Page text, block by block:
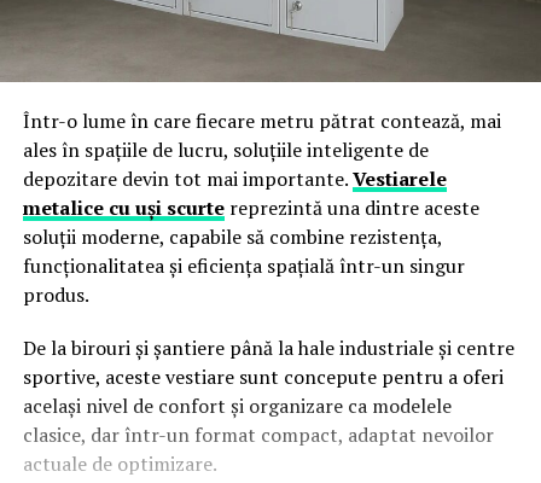
Într-o lume în care fiecare metru pătrat contează, mai
ales în spațiile de lucru, soluțiile inteligente de
depozitare devin tot mai importante.Vestiarele
metalice cu uși scurtereprezintă una dintre aceste
soluții moderne, capabile să combine rezistența,
funcționalitatea și eficiența spațială într-un singur
produs.
De la birouri și șantiere până la hale industriale și centre
sportive, aceste vestiare sunt concepute pentru a oferi
același nivel de confort și organizare ca modelele
clasice, dar într-un format compact, adaptat nevoilor
actuale de optimizare.